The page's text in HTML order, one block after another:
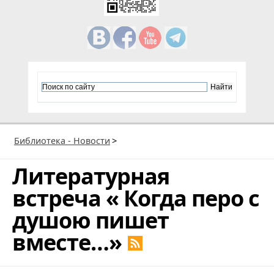
Библиотека - Новости >
Литературная
встреча « Когда перо с
душою пишет
вместе…»